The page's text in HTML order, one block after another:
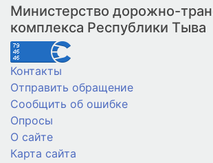
Министерство дорожно-
комплекса Республики Тыва
Контакты
Отправить обращение
Сообщить об ошибке
Опросы
О сайте
Карта сайта